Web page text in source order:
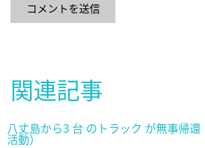
関連記事
八丈島から3 台 のトラック が無事帰
活動）